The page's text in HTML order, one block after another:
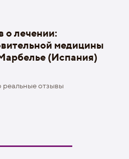
о лечении:
медицины
(Испания)
отзывы